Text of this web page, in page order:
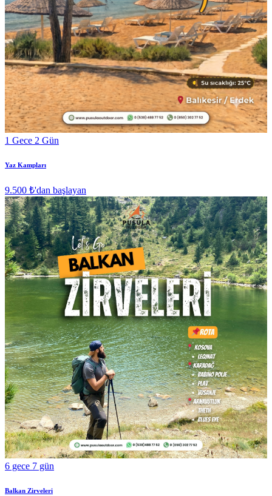
1 Gece 2 Gün
Yaz Kampları
9.500 ₺'dan başlayan
6 gece 7 gün
Balkan Zirveleri